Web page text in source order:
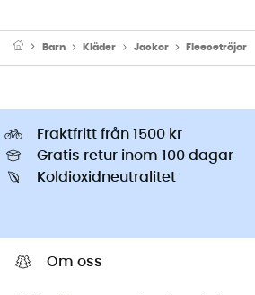
Barn Kläder Jackor Fleecetröjor
Fraktfritt från 1500 kr
Gratis retur inom 100 dagar
Koldioxidneutralitet
Om oss